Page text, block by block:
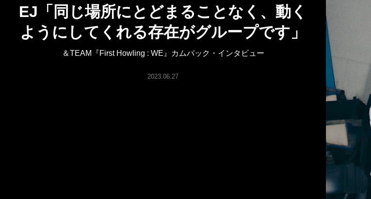
NoW
ARTICLES
EJ「同じ場所にとどまることなく、動く
ようにしてくれる存在がグループです」
＆TEAM『First Howling : WE』カムバック・インタビュー
2023.06.27